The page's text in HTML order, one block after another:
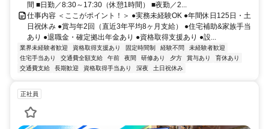
間 ■日勤／8:30～17:30（休憩1時間） ■夜勤／2...
仕事内容 ＜ここがポイント！＞ ●実務未経験OK ●年間休日125日・土
日祝休み ●賞与年2回（直近3年平均8ヶ月支給） ●住宅補助&家族手当
あり ●退職金・確定拠出年金あり ●資格取得支援あり ●設...
業界未経験者歓迎 資格取得支援あり 固定時間制 経験不問
未経験者歓迎
住宅手当あり
交通費全額支給 午前 夜間 研修あり 夕方 賞与あり
育休あり
交通費支給
長期歓迎 資格取得手当あり 深夜 土日祝休み
正社員